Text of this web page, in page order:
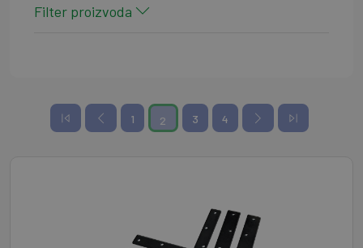
Filter proizvoda
1 2 3 4